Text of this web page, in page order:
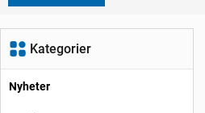
Kategorier
Nyheter